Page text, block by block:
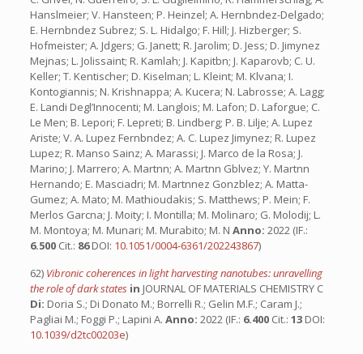
Hanslmeier; V. Hansteen; P. Heinzel; A. Hernbndez-Delgado;
E. Hernbndez Subrez; S. L. Hidalgo; F. Hill; J. Hizberger; S.
Hofmeister; A. Jdgers; G. Janett; R. Jarolim; D. Jess; D. Jimynez
Mejnas; L. Jolissaint; R. Kamlah; J. Kapitbn; J. Kaparovb; C. U.
Keller; T. Kentischer; D. Kiselman; L. Kleint; M. Klvana; I.
Kontogiannis; N. Krishnappa; A. Kucera; N. Labrosse; A. Lagg;
E. Landi Degl’Innocenti; M. Langlois; M. Lafon; D. Laforgue; C.
Le Men; B. Lepori; F. Lepreti; B. Lindberg; P. B. Lilje; A. Lupez
Ariste; V. A. Lupez Fernbndez; A. C. Lupez Jimynez; R. Lupez
Lupez; R. Manso Sainz; A. Marassi; J. Marco de la Rosa; J.
Marino; J. Marrero; A. Martnn; A. Martnn Gblvez; Y. Martnn
Hernando; E. Masciadri; M. Martnnez Gonzblez; A. Matta-
Gumez; A. Mato; M. Mathioudakis; S. Matthews; P. Mein; F.
Merlos Garcna; J. Moity; I. Montilla; M. Molinaro; G. Molodij; L.
M. Montoya; M. Munari; M. Murabito; M. N Anno: 2022 (IF.:
6.500 Cit.: 86DOI: 10.1051/0004-6361/202243867)
62) Vibronic coherences in light harvesting nanotubes: unravelling
the role of dark states in JOURNAL OF MATERIALS CHEMISTRY C
Di: Doria S.; Di Donato M.; Borrelli R.; Gelin M.F.; Caram J.;
Pagliai M.; Foggi P.; Lapini A. Anno: 2022 (IF.: 6.400 Cit.: 13 DOI:
10.1039/d2tc00203e)